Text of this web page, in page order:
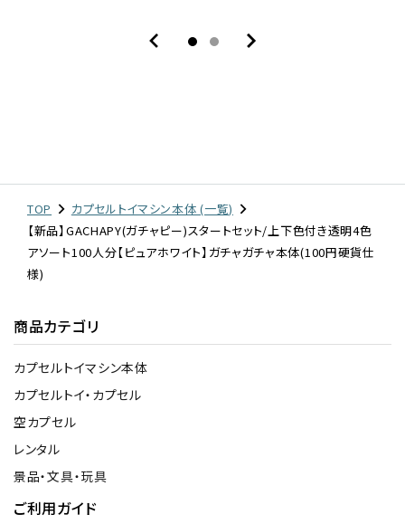
TOP
カプセルトイマシン本体 (一覧)
【新品】GACHAPY(ガチャピー)スタートセット/上下色付き透明4色
アソート100人分【ピュアホワイト】ガチャガチャ本体(100円硬貨仕
様)
商品カテゴリ
カプセルトイマシン本体
カプセルトイ・カプセル
空カプセル
レンタル
景品・文具・玩具
ご利用ガイド